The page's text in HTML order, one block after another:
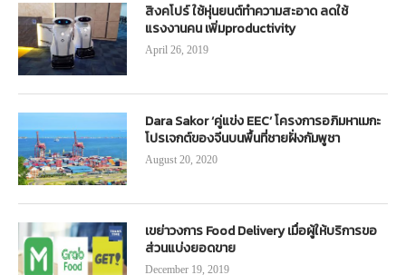
สิงคโปร์ ใช้หุ่นยนต์ทำความสะอาด ลดใช้
แรงงานคน เพิ่มproductivity
April 26, 2019
Dara Sakor ‘คู่แข่ง EEC’ โครงการอภิมหาเมกะ
โปรเจกต์ของจีนบนพื้นที่ชายฝั่งกัมพูชา
August 20, 2020
เขย่าวงการ Food Delivery เมื่อผู้ให้บริการขอ
ส่วนแบ่งยอดขาย
December 19, 2019